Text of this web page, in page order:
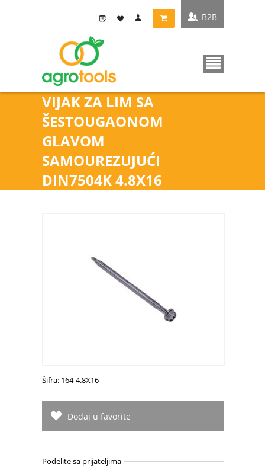
VIJAK ZA LIM SA
ŠESTOUGAONOM
GLAVOM
SAMOUREZUJUĆI
DIN7504K 4.8X16
B2B
Šifra: 164-4.8X16
Dodaj u favorite
Podelite sa prijateljima